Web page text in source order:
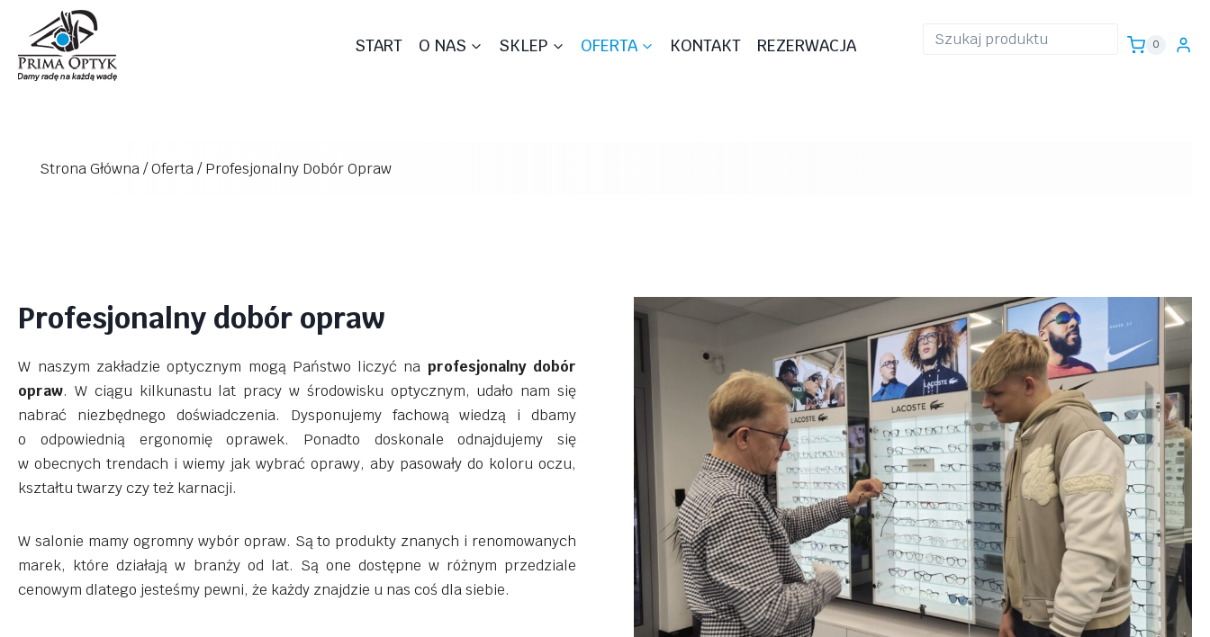
treści
START O NAS SKLEP OFERTA KONTAKT REZERWACJA 0
Strona Główna/Oferta/Profesjonalny Dobór Opraw
Profesjonalny dobór opraw
W naszym zakładzie optycznym mogą Państwo liczyć na profesjonalny dobór
opraw. W ciągu kilkunastu lat pracy w środowisku optycznym, udało nam się
nabrać niezbędnego doświadczenia. Dysponujemy fachową wiedzą i dbamy
o odpowiednią ergonomię oprawek. Ponadto doskonale odnajdujemy się
w obecnych trendach i wiemy jak wybrać oprawy, aby pasowały do koloru oczu,
kształtu twarzy czy też karnacji.
W salonie mamy ogromny wybór opraw. Są to produkty znanych i renomowanych
marek, które działają w branży od lat. Są one dostępne w różnym przedziale
cenowym dlatego jesteśmy pewni, że każdy znajdzie u nas coś dla siebie.